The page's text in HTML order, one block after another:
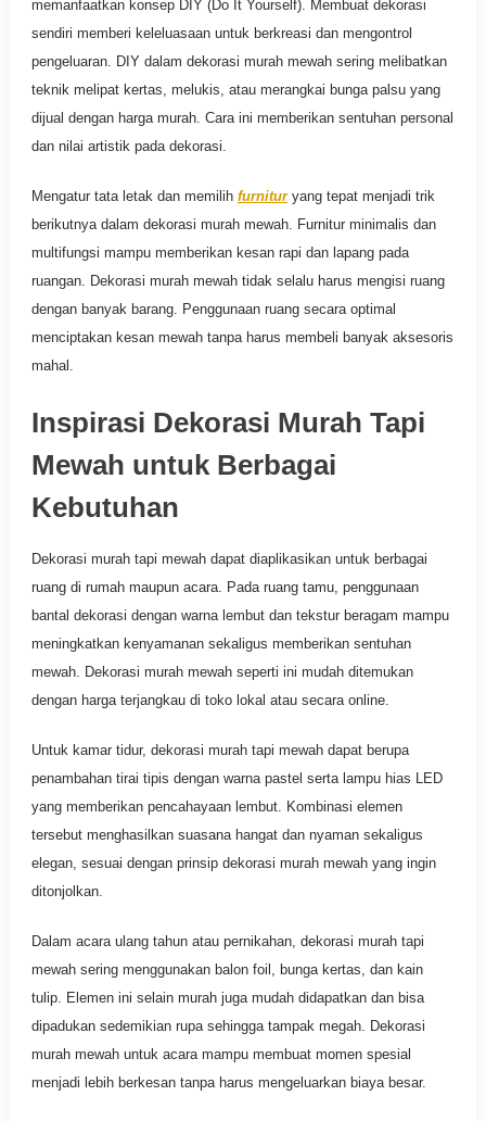
memanfaatkan konsep DIY (Do It Yourself). Membuat dekorasi
sendiri memberi keleluasaan untuk berkreasi dan mengontrol
pengeluaran. DIY dalam dekorasi murah mewah sering melibatkan
teknik melipat kertas, melukis, atau merangkai bunga palsu yang
dijual dengan harga murah. Cara ini memberikan sentuhan personal
dan nilai artistik pada dekorasi.
Mengatur tata letak dan memilih furnituryang tepat menjadi trik
berikutnya dalam dekorasi murah mewah. Furnitur minimalis dan
multifungsi mampu memberikan kesan rapi dan lapang pada
ruangan. Dekorasi murah mewah tidak selalu harus mengisi ruang
dengan banyak barang. Penggunaan ruang secara optimal
menciptakan kesan mewah tanpa harus membeli banyak aksesoris
mahal.
Inspirasi Dekorasi Murah Tapi
Mewah untuk Berbagai
Kebutuhan
Dekorasi murah tapi mewah dapat diaplikasikan untuk berbagai
ruang di rumah maupun acara. Pada ruang tamu, penggunaan
bantal dekorasi dengan warna lembut dan tekstur beragam mampu
meningkatkan kenyamanan sekaligus memberikan sentuhan
mewah. Dekorasi murah mewah seperti ini mudah ditemukan
dengan harga terjangkau di toko lokal atau secara online.
Untuk kamar tidur, dekorasi murah tapi mewah dapat berupa
penambahan tirai tipis dengan warna pastel serta lampu hias LED
yang memberikan pencahayaan lembut. Kombinasi elemen
tersebut menghasilkan suasana hangat dan nyaman sekaligus
elegan, sesuai dengan prinsip dekorasi murah mewah yang ingin
ditonjolkan.
Dalam acara ulang tahun atau pernikahan, dekorasi murah tapi
mewah sering menggunakan balon foil, bunga kertas, dan kain
tulip. Elemen ini selain murah juga mudah didapatkan dan bisa
dipadukan sedemikian rupa sehingga tampak megah. Dekorasi
murah mewah untuk acara mampu membuat momen spesial
menjadi lebih berkesan tanpa harus mengeluarkan biaya besar.